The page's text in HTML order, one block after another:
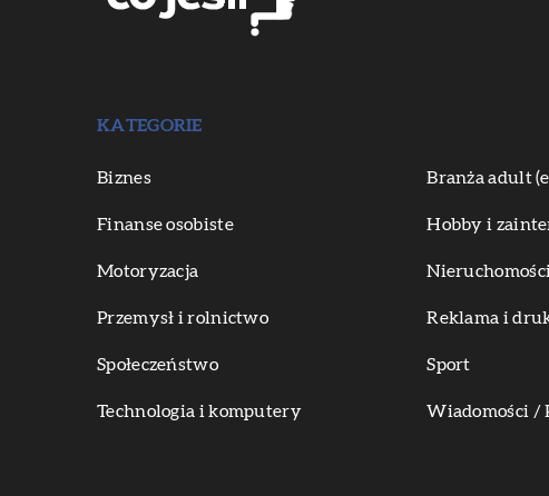
KATEGORIE
Biznes Branża adult
Finanse osobiste Hobby i
Motoryzacja Nieruchomości
Przemysł i rolnictwo Reklama i
Społeczeństwo Sport
Technologia i komputery Wiadomości /